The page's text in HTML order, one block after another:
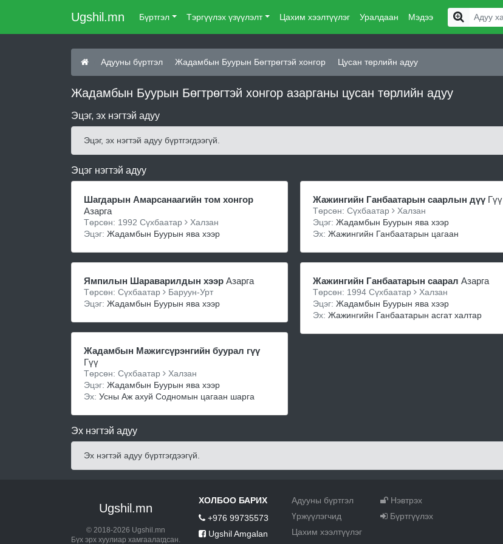
Ugshil.mn Бүртгэл Тэргүүлэх үзүүлэлт Цахим хээлтүүлэг Уралдаан Мэдээ
Адууны бүртгэл Жадамбын Буурын Бөгтрөгтэй хонгор Цусан төрлийн адуу
Жадамбын Буурын Бөгтрөгтэй хонгор азарганы цусан төрлийн адуу
Эцэг, эх нэгтэй адуу
Эцэг, эх нэгтэй адуу бүртгэгдээгүй.
Эцэг нэгтэй адуу
Шагдарын Амарсанаагийн том хонгор
Азарга
Төрсөн: 1992 Сүхбаатар
Халзан
Эцэг: Жадамбын Буурын ява хээр
Ямпилын Шараварилдын хээр Азарга
Төрсөн: Сүхбаатар
Баруун-Урт
Эцэг: Жадамбын Буурын ява хээр
Жадамбын Мажигсүрэнгийн буурал гүү
Гүү
Төрсөн: Сүхбаатар
Халзан
Эцэг: Жадамбын Буурын ява хээр
Эх: Усны Аж ахуй Содномын цагаан шарга
Жажингийн Ганбаатарын саарлын дүү Гүү
Төрсөн: Сүхбаатар Халзан
Эцэг: Жадамбын Буурын ява хээр
Эх: Жажингийн Ганбаатарын цагаан
Жажингийн Ганбаатарын саарал Азарга
Төрсөн: 1994 Сүхбаатар Халзан
Эцэг: Жадамбын Буурын ява хээр
Эх: Жажингийн Ганбаатарын асгат халтар
Эх нэгтэй адуу
Эх нэгтэй адуу бүртгэгдээгүй.
Ugshil.mn
© 2018-2026 Ugshil.mn
Бүх эрх хуулиар хамгаалагдсан.
ХОЛБОО БАРИХ
+976 99735573
Ugshil Amgalan
Адууны бүртгэл
Үржүүлэгчид
Цахим хээлтүүлэг
Нэвтрэх
Бүртгүүлэх